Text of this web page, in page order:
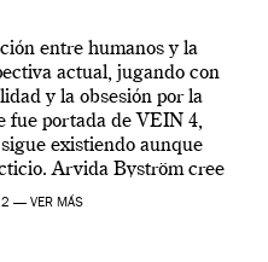
entre humanos y la
actual, jugando con
y la obsesión por la
fue portada de VEIN 4,
existiendo aunque
Arvida Byström cree
un complejo […]
— VER MÁS